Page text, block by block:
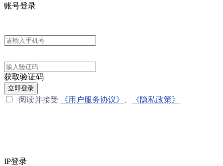
账号登录
获取验证码
立即登录
阅读并接受 《用户服务协议》 《隐私政策》
IP登录